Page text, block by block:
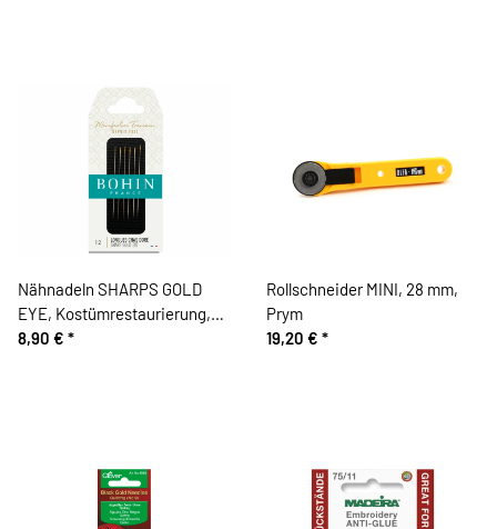
Nähnadeln SHARPS GOLD
EYE, Kostümrestaurierung,
Bohin
8,90 € *
Rollschneider MINI, 28 mm,
Prym
19,20 € *